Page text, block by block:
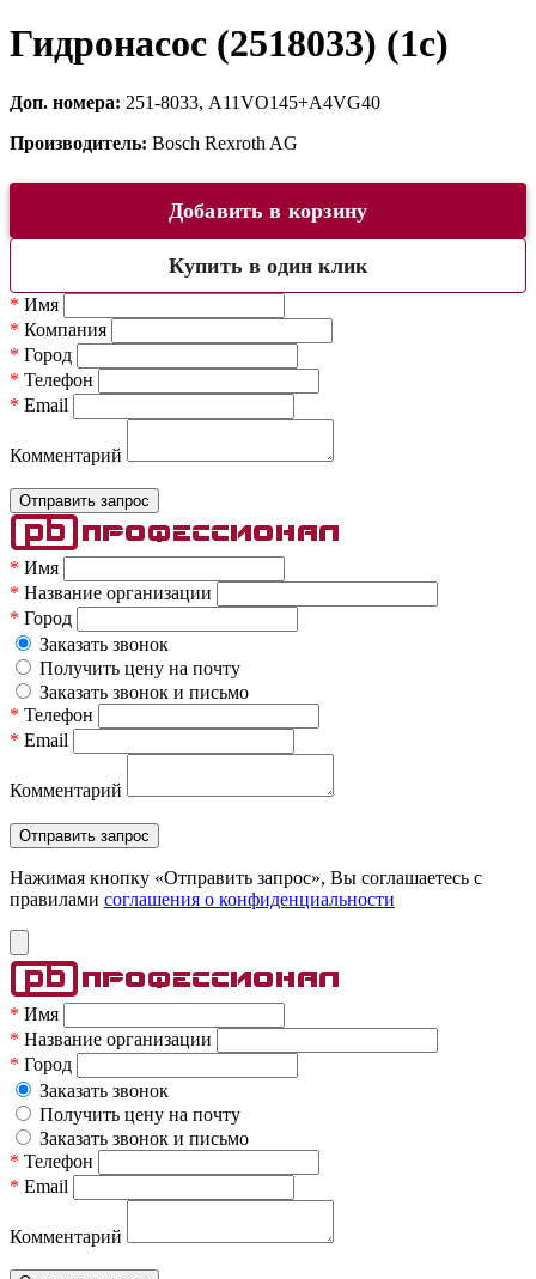
Гидронасос (2518033) (1c)
Доп. номера: 251-8033, A11VO145+A4VG40
Производитель: Bosch Rexroth AG
Добавить в корзину
Купить в один клик
* Имя
* Компания
* Город
* Телефон
* Email
Комментарий
* Имя
* Название организации
* Город
Заказать звонок
Получить цену на почту
Заказать звонок и письмо
* Телефон
* Email
Комментарий
Нажимая кнопку «Отправить запрос», Вы соглашаетесь c
правилами соглашения о конфиденциальности
* Имя
* Название организации
* Город
Заказать звонок
Получить цену на почту
Заказать звонок и письмо
* Телефон
* Email
Комментарий